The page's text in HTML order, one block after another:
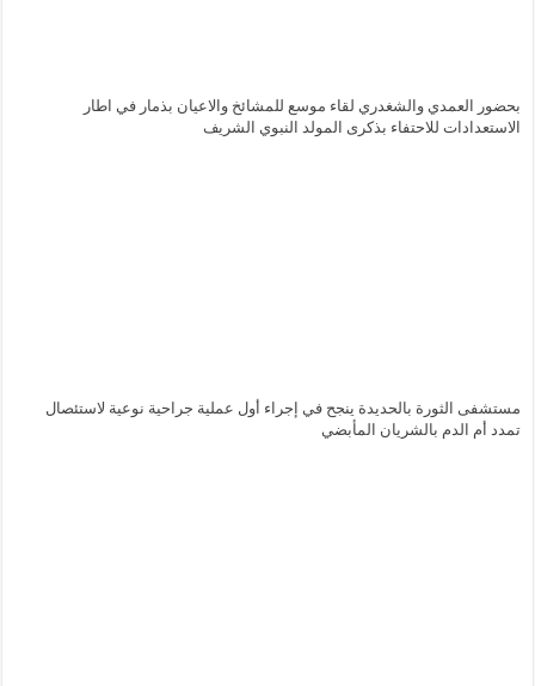
بحضور العمدي والشغدري لقاء موسع للمشائخ والاعيان بذمار في اطار
الاستعدادات للاحتفاء بذكرى المولد النبوي الشريف
مستشفى الثورة بالحديدة ينجح في إجراء أول عملية جراحية نوعية لاستئصال
تمدد أم الدم بالشريان المأبضي